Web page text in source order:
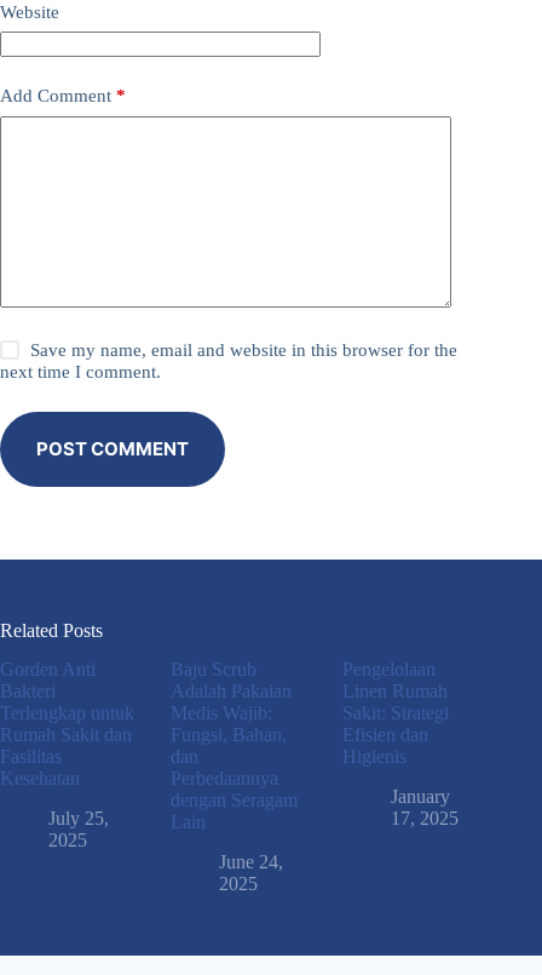
Website
Add Comment *
Save my name, email and website in this browser for the
next time I comment.
POST COMMENT
Related Posts
Gorden Anti
Bakteri
Terlengkap untuk
Rumah Sakit dan
Fasilitas
Kesehatan
July 25,
2025
Baju Scrub
Adalah Pakaian
Medis Wajib:
Fungsi, Bahan,
dan
Perbedaannya
dengan Seragam
Lain
June 24,
2025
Pengelolaan
Linen Rumah
Sakit: Strategi
Efisien dan
Higienis
January
17, 2025